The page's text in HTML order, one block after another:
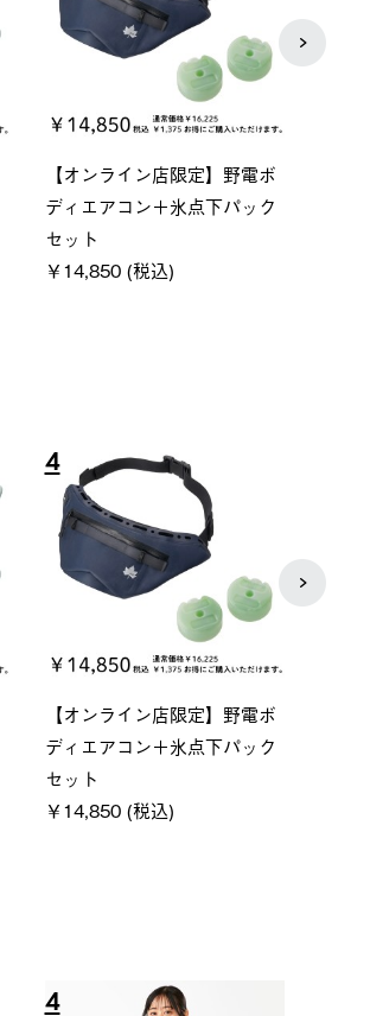
Q-TOP ソーラーサンドブロッ
クサンシェード-BF
￥16,800 (税込)
8
ソーラーブロック 風抜きQセ
ットタープ 200-BG
￥18,800 (税込)
8